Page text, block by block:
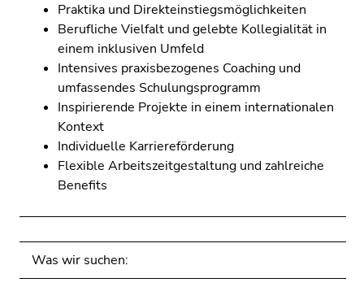
Praktika und Direkteinstiegsmöglichkeiten
Berufliche Vielfalt und gelebte Kollegialität in
einem inklusiven Umfeld
Intensives praxisbezogenes Coaching und
umfassendes Schulungsprogramm
Inspirierende Projekte in einem internationalen
Kontext
Individuelle Karriereförderung
Flexible Arbeitszeitgestaltung und zahlreiche
Benefits
Was wir suchen: